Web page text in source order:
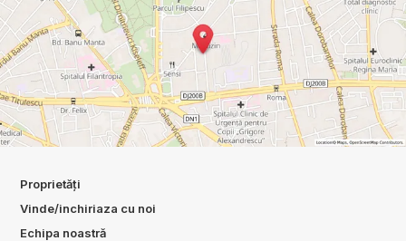
Proprietăți
Vinde/inchiriaza cu noi
Echipa noastră